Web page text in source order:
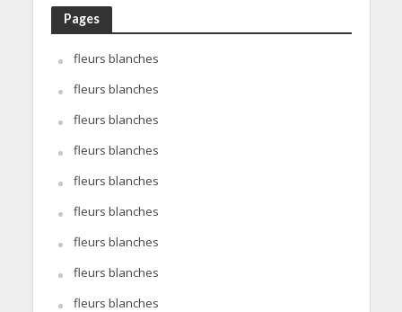
Pages
fleurs blanches
fleurs blanches
fleurs blanches
fleurs blanches
fleurs blanches
fleurs blanches
fleurs blanches
fleurs blanches
fleurs blanches